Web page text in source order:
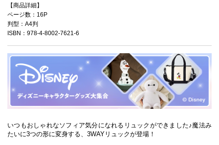
【商品詳細】
ページ数：16P
判型：A4判
ISBN：978-4-8002-7621-6
いつもおしゃれなソフィア気分になれるリュックができました♪魔法み
たいに3つの形に変身する、3WAYリュックが登場！